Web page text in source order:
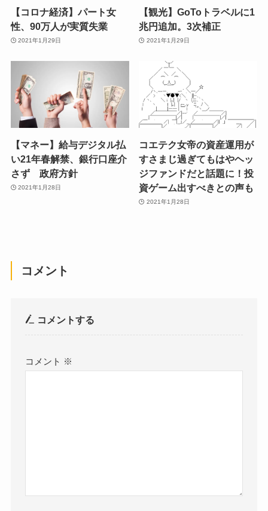
【コロナ経済】パート女
性、90万人が実質失業
2021年1月29日
【観光】GoToトラベルに1
兆円追加。3次補正
2021年1月29日
【マネー】給与デジタル払
い21年春解禁、銀行口座介
さず 政府方針
2021年1月28日
コエテク女帝の資産運用が
すさまじ過ぎてもはやヘッ
ジファンドだと話題に！投
資ゲーム出すべきとの声も
2021年1月28日
コメント
コメントする
コメント ※